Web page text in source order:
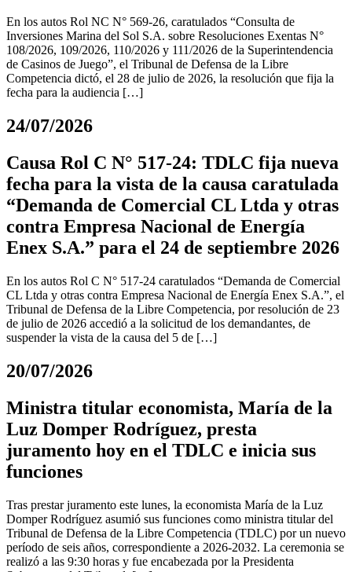
En los autos Rol NC N° 569-26, caratulados “Consulta de
Inversiones Marina del Sol S.A. sobre Resoluciones Exentas N°
108/2026, 109/2026, 110/2026 y 111/2026 de la Superintendencia
de Casinos de Juego”, el Tribunal de Defensa de la Libre
Competencia dictó, el 28 de julio de 2026, la resolución que fija la
fecha para la audiencia […]
24/07/2026
Causa Rol C N° 517-24: TDLC fija nueva
fecha para la vista de la causa caratulada
“Demanda de Comercial CL Ltda y otras
contra Empresa Nacional de Energía
Enex S.A.” para el 24 de septiembre 2026
En los autos Rol C N° 517-24 caratulados “Demanda de Comercial
CL Ltda y otras contra Empresa Nacional de Energía Enex S.A.”, el
Tribunal de Defensa de la Libre Competencia, por resolución de 23
de julio de 2026 accedió a la solicitud de los demandantes, de
suspender la vista de la causa del 5 de […]
20/07/2026
Ministra titular economista, María de la
Luz Domper Rodríguez, presta
juramento hoy en el TDLC e inicia sus
funciones
Tras prestar juramento este lunes, la economista María de la Luz
Domper Rodríguez asumió sus funciones como ministra titular del
Tribunal de Defensa de la Libre Competencia (TDLC) por un nuevo
período de seis años, correspondiente a 2026-2032. La ceremonia se
realizó a las 9:30 horas y fue encabezada por la Presidenta